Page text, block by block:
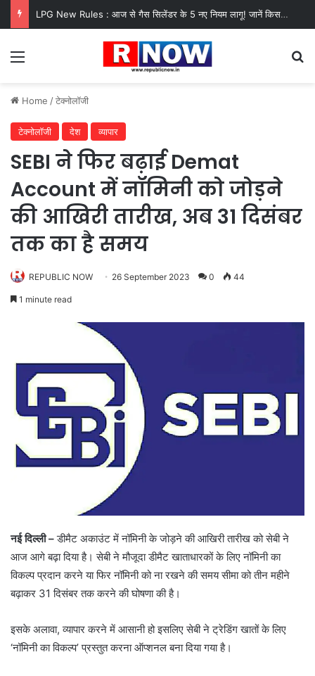
LPG New Rules : आज से गैस सिलेंडर के 5 नए नियम लागू! जानें किसका कटेगा कनेक्शन, कितने दिन बाद होगी बुकिंग?
Menu
Home /टेक्नोलॉजी
टेक्नोलॉजी देश व्यापार
SEBI ने फिर बढ़ाई Demat
Account में नॉमिनी को जोड़ने
की आखिरी तारीख, अब 31 दिसंबर
तक का है समय
REPUBLIC NOW 26 September 2023 0 44
1 minute read
नई दिल्ली –डीमैट अकाउंट में नॉमिनी के जोड़ने की आखिरी तारीख को सेबी ने
आज आगे बढ़ा दिया है। सेबी ने मौजूदा डीमैट खाताधारकों के लिए नॉमिनी का
विकल्प प्रदान करने या फिर नॉमिनी को ना रखने की समय सीमा को तीन महीने
बढ़ाकर 31 दिसंबर तक करने की घोषणा की है।
इसके अलावा, व्यापार करने में आसानी हो इसलिए सेबी ने ट्रेडिंग खातों के लिए
‘नॉमिनी का विकल्प’ प्रस्तुत करना ऑप्शनल बना दिया गया है।